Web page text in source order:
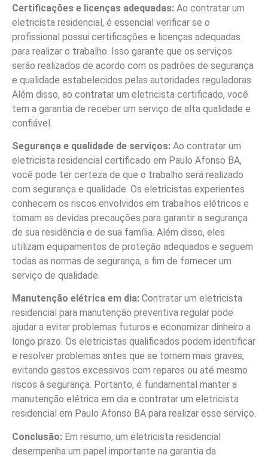
Certificações e licenças adequadas: Ao contratar um
eletricista residencial, é essencial verificar se o
profissional possui certificações e licenças adequadas
para realizar o trabalho. Isso garante que os serviços
serão realizados de acordo com os padrões de segurança
e qualidade estabelecidos pelas autoridades reguladoras.
Além disso, ao contratar um eletricista certificado, você
tem a garantia de receber um serviço de alta qualidade e
confiável.
Segurança e qualidade de serviços: Ao contratar um
eletricista residencial certificado em Paulo Afonso BA,
você pode ter certeza de que o trabalho será realizado
com segurança e qualidade. Os eletricistas experientes
conhecem os riscos envolvidos em trabalhos elétricos e
tomam as devidas precauções para garantir a segurança
de sua residência e de sua família. Além disso, eles
utilizam equipamentos de proteção adequados e seguem
todas as normas de segurança, a fim de fornecer um
serviço de qualidade.
Manutenção elétrica em dia: Contratar um eletricista
residencial para manutenção preventiva regular pode
ajudar a evitar problemas futuros e economizar dinheiro a
longo prazo. Os eletricistas qualificados podem identificar
e resolver problemas antes que se tornem mais graves,
evitando gastos excessivos com reparos ou até mesmo
riscos à segurança. Portanto, é fundamental manter a
manutenção elétrica em dia e contratar um eletricista
residencial em Paulo Afonso BA para realizar esse serviço.
Conclusão: Em resumo, um eletricista residencial
desempenha um papel importante na garantia da